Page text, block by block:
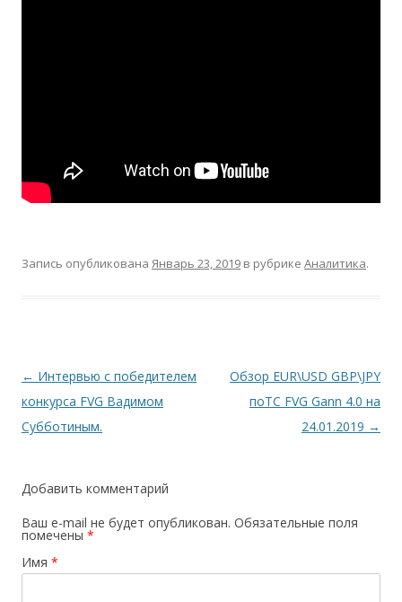
Запись опубликована Январь 23, 2019 в рубрике Аналитика.
Навигация
по
записям
← Интервью с победителем
конкурса FVG Вадимом
Субботиным.
Обзор EUR\USD GBP\JPY
поТС FVG Gann 4.0 на
24.01.2019 →
Добавить комментарий
Ваш e-mail не будет опубликован. Обязательные поля
помечены *
Имя *